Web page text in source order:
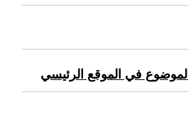
في الموقع الرئيسي